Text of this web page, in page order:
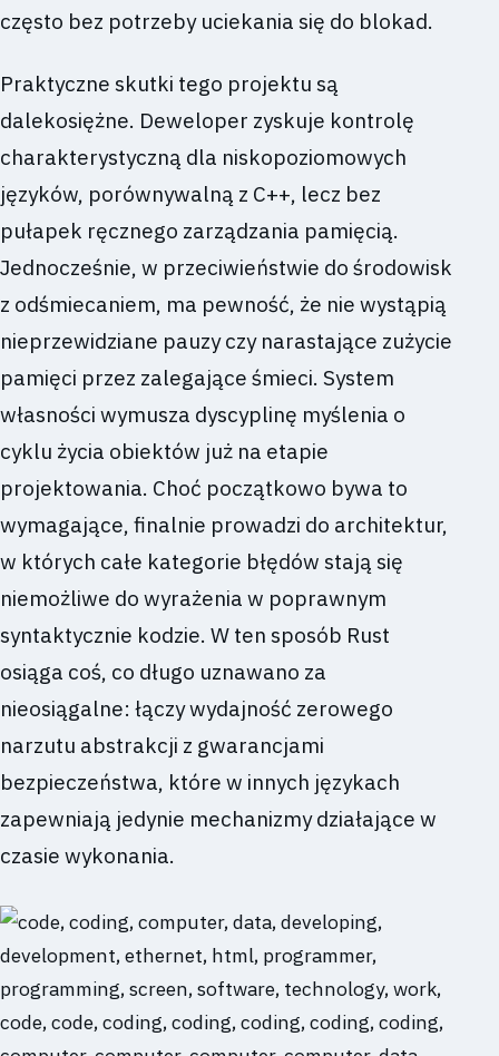
często bez potrzeby uciekania się do blokad.
Praktyczne skutki tego projektu są
dalekosiężne. Deweloper zyskuje kontrolę
charakterystyczną dla niskopoziomowych
języków, porównywalną z C++, lecz bez
pułapek ręcznego zarządzania pamięcią.
Jednocześnie, w przeciwieństwie do środowisk
z odśmiecaniem, ma pewność, że nie wystąpią
nieprzewidziane pauzy czy narastające zużycie
pamięci przez zalegające śmieci. System
własności wymusza dyscyplinę myślenia o
cyklu życia obiektów już na etapie
projektowania. Choć początkowo bywa to
wymagające, finalnie prowadzi do architektur,
w których całe kategorie błędów stają się
niemożliwe do wyrażenia w poprawnym
syntaktycznie kodzie. W ten sposób Rust
osiąga coś, co długo uznawano za
nieosiągalne: łączy wydajność zerowego
narzutu abstrakcji z gwarancjami
bezpieczeństwa, które w innych językach
zapewniają jedynie mechanizmy działające w
czasie wykonania.